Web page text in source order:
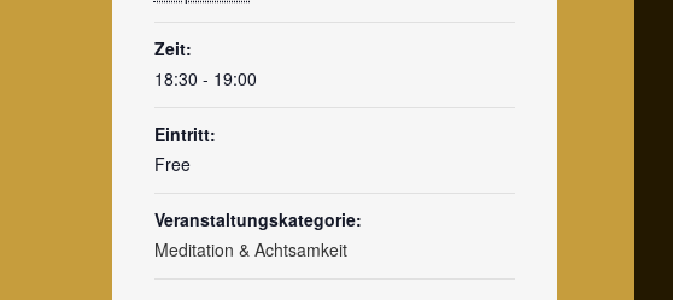
Zeit:
18:30 - 19:00
Eintritt:
Free
Veranstaltungskategorie:
Meditation & Achtsamkeit